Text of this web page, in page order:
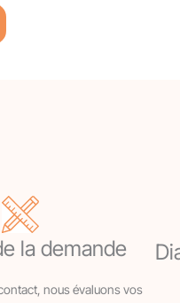
la demande
nous évaluons vos